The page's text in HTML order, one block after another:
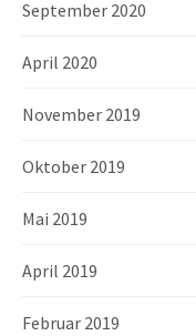
September 2020
April 2020
November 2019
Oktober 2019
Mai 2019
April 2019
Februar 2019